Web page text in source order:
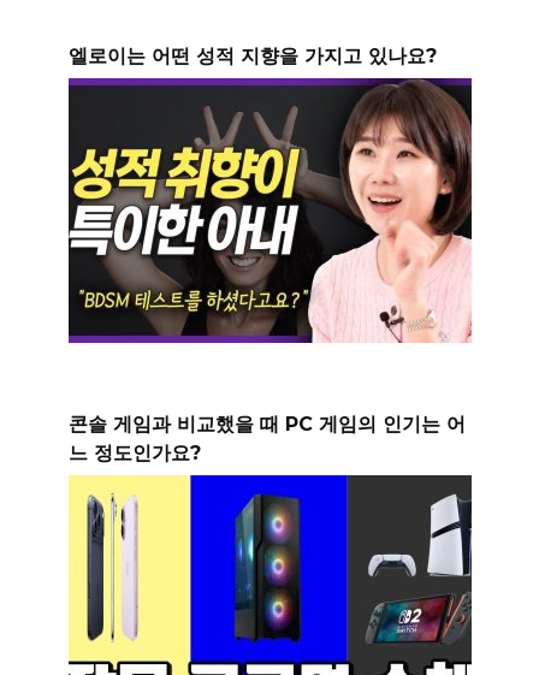
엘로이는 어떤 성적 지향을 가지고 있나요?
콘솔 게임과 비교했을 때 PC 게임의 인기는 어
느 정도인가요?